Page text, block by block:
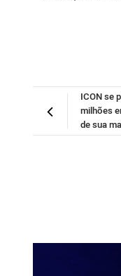
ICON se
milhões
de sua